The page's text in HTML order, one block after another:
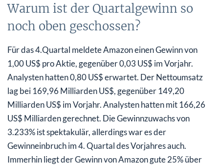
Warum ist der Quartalgewinn so
noch oben geschossen?
Für das 4.Quartal meldete Amazon einen Gewinn von
1,00 US$ pro Aktie, gegenüber 0,03 US$ im Vorjahr.
Analysten hatten 0,80 US$ erwartet. Der Nettoumsatz
lag bei 169,96 Milliarden US$, gegenüber 149,20
Milliarden US$ im Vorjahr. Analysten hatten mit 166,26
US$ Milliarden gerechnet. Die Gewinnzuwachs von
3.233% ist spektakulär, allerdings war es der
Gewinneinbruch im 4. Quartal des Vorjahres auch.
Immerhin liegt der Gewinn von Amazon gute 25% über